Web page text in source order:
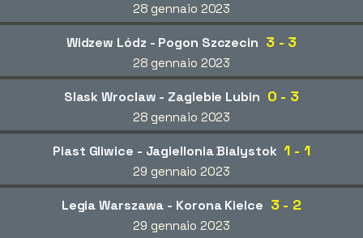
28 gennaio 2023
Widzew Lódz - Pogon Szczecin 3 - 3
28 gennaio 2023
Slask Wroclaw - Zaglebie Lubin 0 - 3
28 gennaio 2023
Piast Gliwice - Jagiellonia Bialystok 1 - 1
29 gennaio 2023
Legia Warszawa - Korona Kielce 3 - 2
29 gennaio 2023